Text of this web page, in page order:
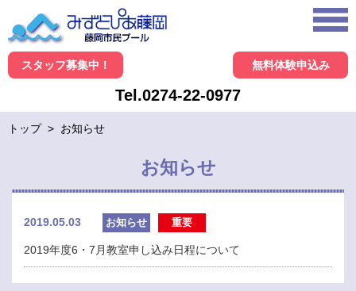
スタッフ募集中！ 無料体験申込み
Tel.0274-22-0977
トップ > お知らせ
お知らせ
2019.05.03 お知らせ 重要
2019年度6・7月教室申し込み日程について